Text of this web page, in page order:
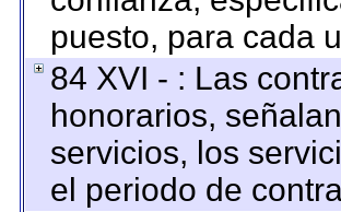
puesto, para cada
84 XVI - : Las
honorarios,
servicios, los
el periodo de